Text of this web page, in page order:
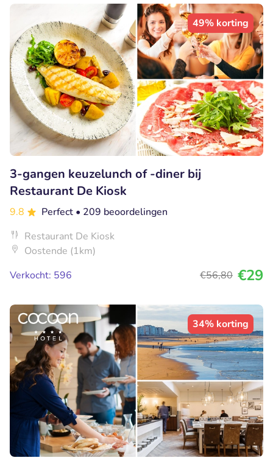
49% korting
3-gangen keuzelunch of -diner bij
Restaurant De Kiosk
9.8 Perfect • 209 beoordelingen
Restaurant De Kiosk
Oostende (1km)
Verkocht: 596
€56,80 €29
34% korting